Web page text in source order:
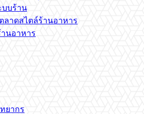
บบร้าน
ลาดสไตล์ร้านอาหาร
นอาหาร
ยากร